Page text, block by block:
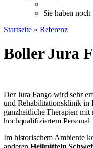
Sie haben
Startseite » Referenz
Boller Jura
Der Jura Fango wird sehr
und Rehabilitationsklinik in
ganzheitliche Therapien mit
hochqualifiziertem Personal.
Im historischem Ambiente
anderen Heilmitteln